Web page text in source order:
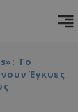
Το
Έγκυες